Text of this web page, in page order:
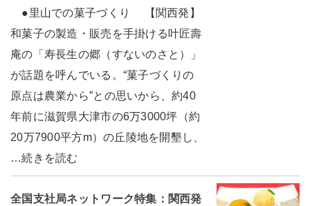
●里山での菓子づくり 【関西発】
和菓子の製造・販売を手掛ける叶匠壽
庵の「寿長生の郷（すないのさと）」
が話題を呼んでいる。“菓子づくりの
原点は農業から”との思いから、約40
年前に滋賀県大津市の6万3000坪（約
20万7900平方m）の丘陵地を開墾し、
…続きを読む
全国支社局ネットワーク特集：関西発